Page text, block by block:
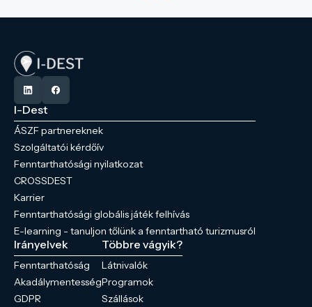
I-Dest
ÁSZF partnereknek
Szolgáltatói kérdőív
Fenntarthatósági nyilatkozat
CROSSDEST
Karrier
Fenntarthatósági globális játék felhívás
E-learning - tanuljon tőlünk a fenntartható turizmusról
Irányelvek
Fenntarthatóság
Akadálymentesség
GDPR
Többre vágyik?
Látnivalók
Programok
Szállások